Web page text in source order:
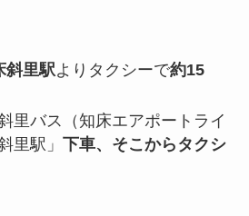
斜里駅よりタクシーで約15
里バス（知床エアポートライ
里駅」 下車、そこからタクシ